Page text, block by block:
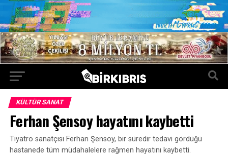
KÜLTÜR SANAT
Ferhan Şensoy hayatını kaybetti
Tiyatro sanatçısı Ferhan Şensoy, bir süredir tedavi gördüğü
hastanede tüm müdahalelere rağmen hayatını kaybetti.